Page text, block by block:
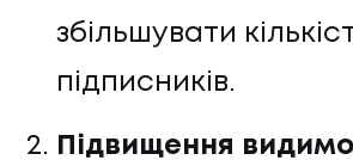
збільшувати
підписників.
Підвищення